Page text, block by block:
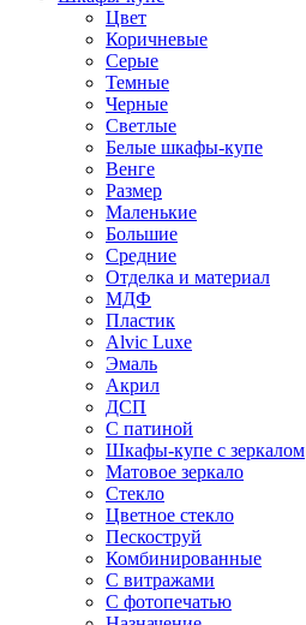
Цвет
Коричневые
Серые
Темные
Черные
Светлые
Белые шкафы-купе
Венге
Размер
Маленькие
Большие
Средние
Отделка и материал
МДФ
Пластик
Alvic Luxe
Эмаль
Акрил
ДСП
С патиной
Шкафы-купе с зеркалом
Матовое зеркало
Стекло
Цветное стекло
Пескоструй
Комбинированные
С витражами
С фотопечатью